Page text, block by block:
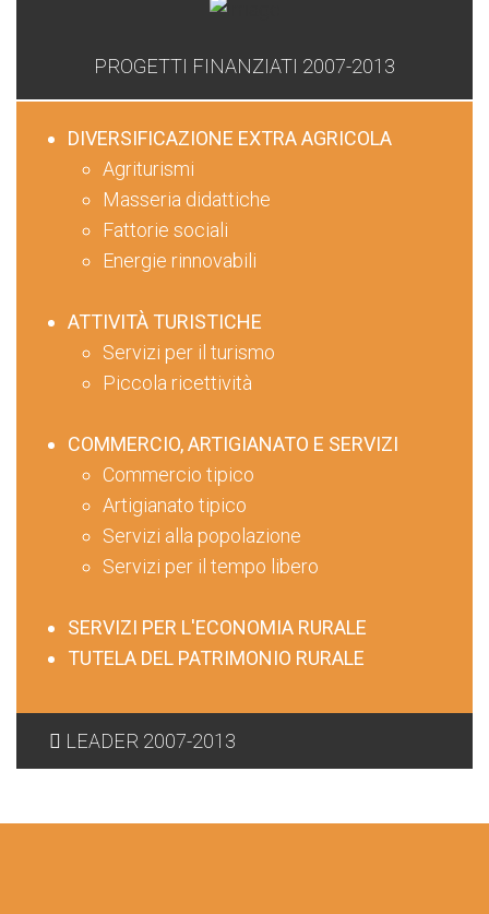
PROGETTI FINANZIATI 2007-2013
DIVERSIFICAZIONE EXTRA AGRICOLA
Agriturismi
Masseria didattiche
Fattorie sociali
Energie rinnovabili
ATTIVITÀ TURISTICHE
Servizi per il turismo
Piccola ricettività
COMMERCIO, ARTIGIANATO E SERVIZI
Commercio tipico
Artigianato tipico
Servizi alla popolazione
Servizi per il tempo libero
SERVIZI PER L'ECONOMIA RURALE
TUTELA DEL PATRIMONIO RURALE
LEADER 2007-2013